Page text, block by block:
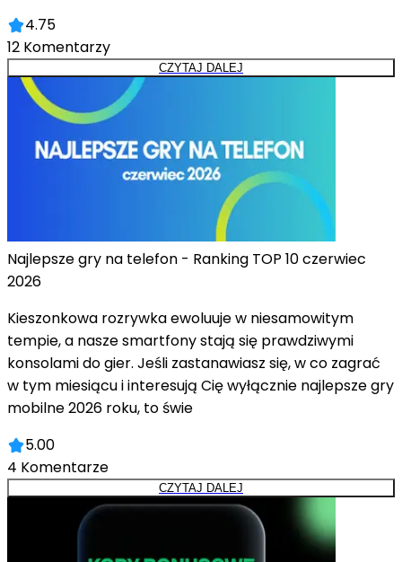
4.75
12 Komentarzy
CZYTAJ DALEJ
Najlepsze gry na telefon - Ranking TOP 10 czerwiec
2026
Kieszonkowa rozrywka ewoluuje w niesamowitym
tempie, a nasze smartfony stają się prawdziwymi
konsolami do gier. Jeśli zastanawiasz się, w co zagrać
w tym miesiącu i interesują Cię wyłącznie najlepsze gry
mobilne 2026 roku, to świe
5.00
4 Komentarze
CZYTAJ DALEJ